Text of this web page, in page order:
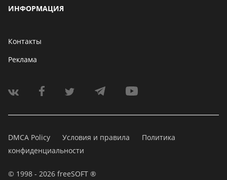
ИНФОРМАЦИЯ
Контакты
Реклама
DMCA Policy Условия и правила
Политика
конфиденциальности
© 1998 - 2026 freeSOFT ®